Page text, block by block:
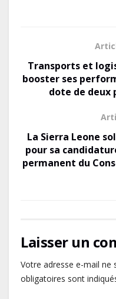
o
o
k
o
n
Transports et
booster ses
dote de deux
La Sierra Leone
pour sa
permanent du
Laisser un
Votre adresse e-mail ne
obligatoires sont